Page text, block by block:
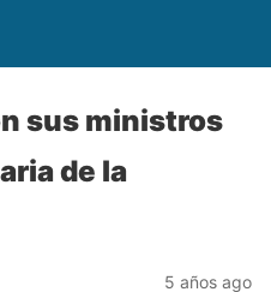
sus ministros
de la
5 años ago